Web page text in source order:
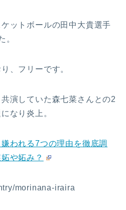
ットボールの田中大貴選手
。
、フリーです。
演していた森七菜さんとの2
なり炎上。
われる7つの理由を徹底調
や妬み？
morinana-iraira